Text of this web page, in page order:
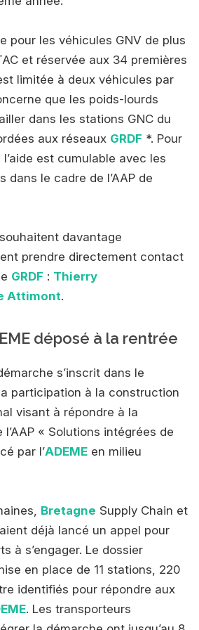
pour les véhicules GNV de plus
et réservée aux 34 premières
limitée à deux véhicules par
que les poids-lourds
dans les stations GNC du
aux réseaux GRDF *. Pour
est cumulable avec les
dans le cadre de l’AAP de
davantage
prendre directement contact
GRDF : Thierry
Attimont.
déposé à la rentrée
s’inscrit dans le
participation à la construction
visant à répondre à la
« Solutions intégrées de
par l’ADEME en milieu
Bretagne Supply Chain et
déjà lancé un appel pour
à s’engager. Le dossier
en place de 11 stations, 220
identifiés pour répondre aux
. Les transporteurs